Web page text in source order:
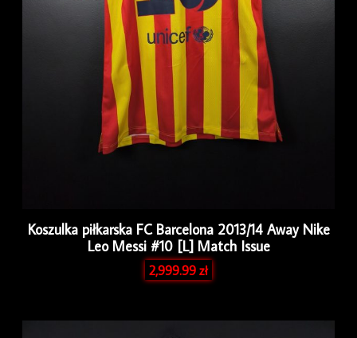
Koszulka piłkarska FC Barcelona 2013/14 Away Nike
Leo Messi #10 [L] Match Issue
2,999.99zł